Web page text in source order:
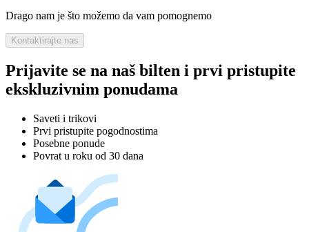
Drago nam je što možemo da vam pomognemo
Kontaktirajte nas
Prijavite se na naš bilten i prvi pristupite
ekskluzivnim ponudama
Saveti i trikovi
Prvi pristupite pogodnostima
Posebne ponude
Povrat u roku od 30 dana